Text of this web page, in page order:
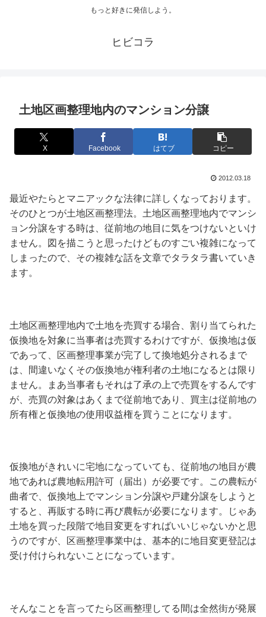
もっと好きに発信しよう。
ヒビコラ
土地区画整理地内のマンション分譲
X Facebook はてブ コピー
2012.03.18
最近やたらとマニアックな法律に詳しくなっております。
そのひとつが土地区画整理法。土地区画整理地内でマンシ
ョン分譲をする時は、従前地の地目に気をつけないといけ
ません。図を描こうと思ったけどものすごい複雑になって
しまったので、その複雑な話を文章でタラタラ書いていき
ます。
土地区画整理地内で土地を売買する場合、割り当てられた
仮換地を対象に当事者は売買するわけですが、仮換地は仮
であって、区画整理事業が完了して換地処分されるまで
は、間違いなくその仮換地が権利者の土地になるとは限り
ません。まあ当事者もそれは了承の上で売買をするんです
が、売買の対象はあくまで従前地であり、買主は従前地の
所有権と仮換地の使用収益権を買うことになります。
仮換地がきれいに宅地になっていても、従前地の地目が農
地であれば農地転用許可（届出）が必要です。この農転が
曲者で、仮換地上でマンション分譲や戸建分譲をしようと
すると、再販する時に再び農転が必要になります。じゃあ
土地を買った段階で地目変更をすればいいじゃないかと思
うのですが、区画整理事業中は、基本的に地目変更登記は
受け付けられないことになっています。
そんなことを言ってたら区画整理してる間は全然街が発展